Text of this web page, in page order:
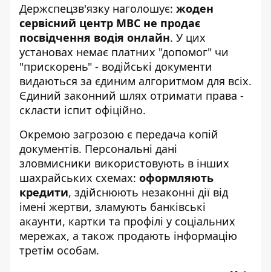
Держспецзв'язку наголошує: жоден
сервісний центр МВС не продає
посвідчення водія онлайн. У цих
установах немає платних "допомог" чи
"прискорень" - водійські документи
видаються за єдиним алгоритмом для всіх.
Єдиний законний шлях отримати права -
скласти іспит офіційно.
Окремою загрозою є передача копій
документів. Персональні дані
зловмисники використовують в інших
шахрайських схемах: оформляють
кредити, здійснюють незаконні дії від
імені жертви, зламують банківські
акаунти, картки та профілі у соціальних
мережах, а також продають інформацію
третім особам.